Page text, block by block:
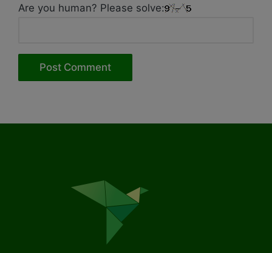
Are you human? Please solve: